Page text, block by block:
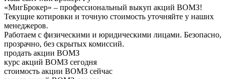
«МигБрокер» – профессиональный выкуп акций ВОМЗ!
Текущие котировки и точную стоимость уточняйте у наших
менеджеров.
Работаем с физическими и юридическими лицами. Безопасно,
прозрачно, без скрытых комиссий.
продать акции ВОМЗ
курс акций ВОМЗ сегодня
стоимость акции ВОМЗ сейчас